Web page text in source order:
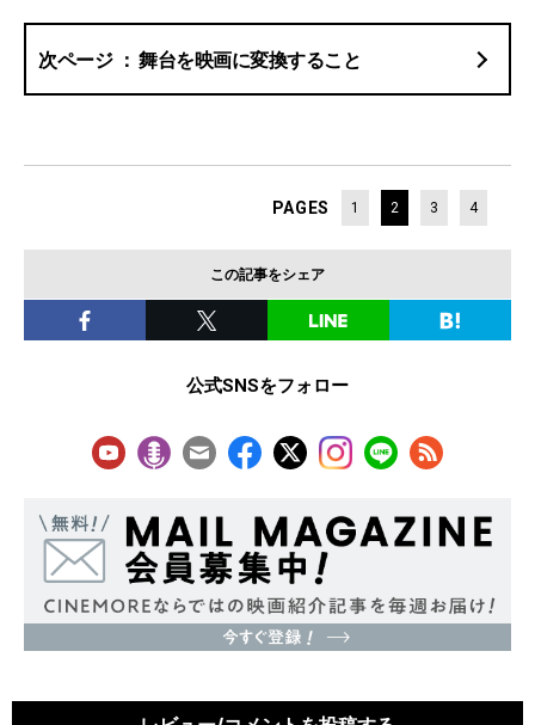
舞台を映画に変換すること
PAGES 1 2 3 4
この記事をシェア
公式SNSをフォロー